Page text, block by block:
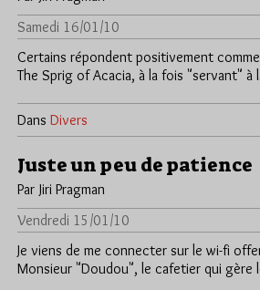
Samedi 16/01/10
Certains répondent positivement
The Sprig of Acacia, à la fois "servant" à
Dans Divers
Juste un peu de patience
Par Jiri Pragman
Vendredi 15/01/10
Je viens de me connecter sur le wi-fi
Monsieur "Doudou", le cafetier qui gère